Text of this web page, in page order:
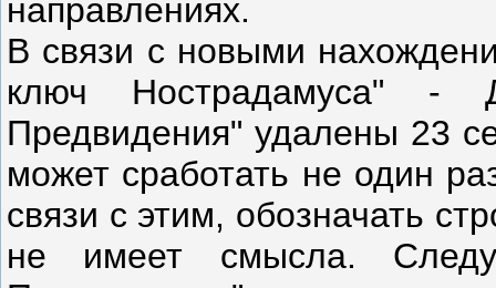
направлениях.
В связи с новыми
ключ Нострадамуса"
Предвидения" удалены 23
может сработать не один
связи с этим, обозначать
не имеет смысла.